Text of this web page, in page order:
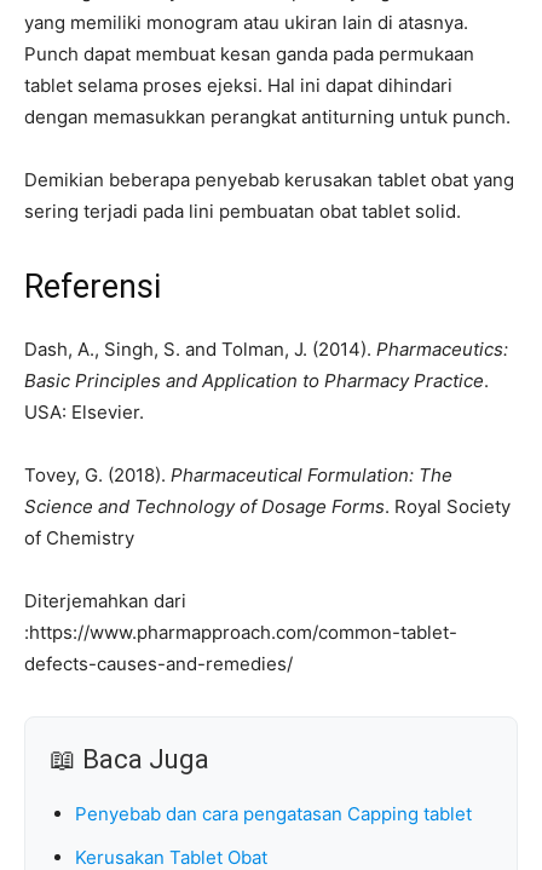
yang memiliki monogram atau ukiran lain di atasnya.
Punch dapat membuat kesan ganda pada permukaan
tablet selama proses ejeksi. Hal ini dapat dihindari
dengan memasukkan perangkat antiturning untuk punch.
Demikian beberapa penyebab kerusakan tablet obat yang
sering terjadi pada lini pembuatan obat tablet solid.
Referensi
Dash, A., Singh, S. and Tolman, J. (2014). Pharmaceutics:
Basic Principles and Application to Pharmacy Practice.
USA: Elsevier.
Tovey, G. (2018). Pharmaceutical Formulation: The
Science and Technology of Dosage Forms. Royal Society
of Chemistry
Diterjemahkan dari
:https://www.pharmapproach.com/common-tablet-
defects-causes-and-remedies/
📖 Baca Juga
Penyebab dan cara pengatasan Capping tablet
Kerusakan Tablet Obat